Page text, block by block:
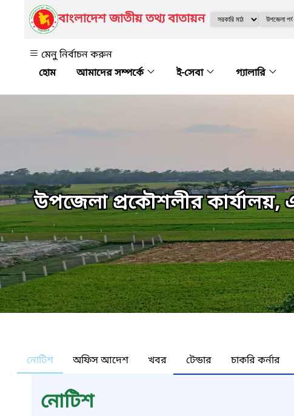
বাংলাদেশ জাতীয় তথ্য বাতায়ন
মেনু নির্বাচন করুন
আমাদের সম্পর্কে
ই-সেবা গ্যালারি
উপজেলা প্রকৌশলীর
নোটিশ অফিস আদেশ খবর টেন্ডার চাকরি কর্নার
নোটিশ